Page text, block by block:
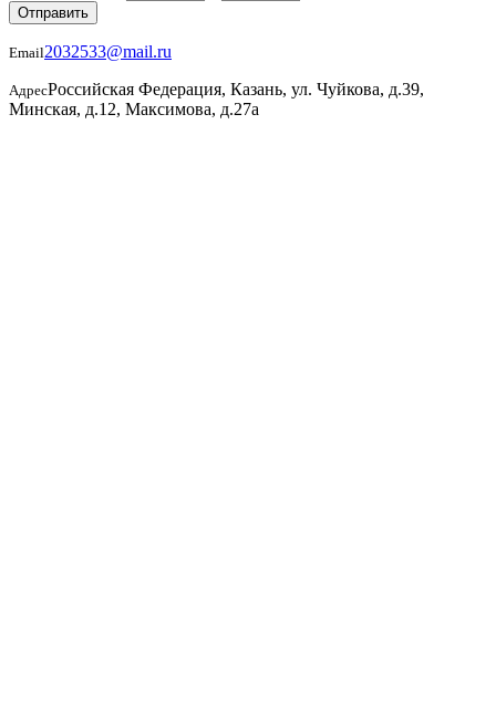
Отправить
Email2032533@mail.ru
АдресРоссийская Федерация, Казань, ул. Чуйкова, д.39,
Минская, д.12, Максимова, д.27а